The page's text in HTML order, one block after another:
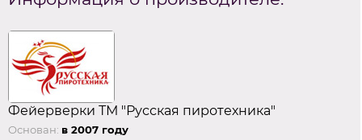
Фейерверки ТМ "Русская пиротехника"
Основан: в 2007 году